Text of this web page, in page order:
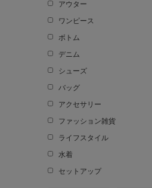
アウター
ワンピース
ボトム
デニム
シューズ
バッグ
アクセサリー
ファッション雑貨
ライフスタイル
水着
セットアップ